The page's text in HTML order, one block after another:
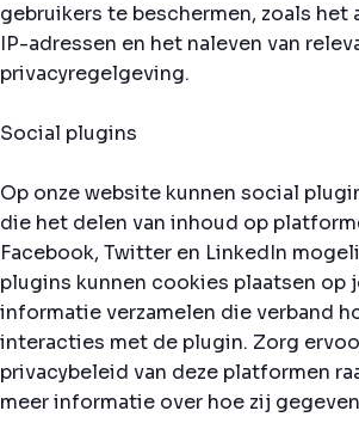
gebruikers te beschermen, zoals het
IP-adressen en het naleven van
privacyregelgeving.
Social plugins
Op onze website kunnen social
die het delen van inhoud op
Facebook, Twitter en LinkedIn
plugins kunnen cookies plaatsen op
informatie verzamelen die verband
interacties met de plugin. Zorg
privacybeleid van deze platformen
meer informatie over hoe zij